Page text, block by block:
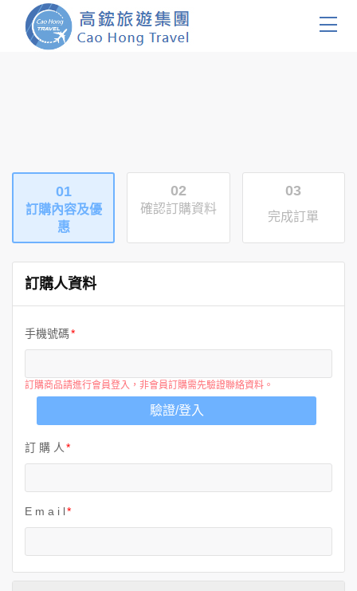
證件簽證
關於我們
客製服務
會員登入
01
訂購內容及優
惠
02
確認訂購資料
03
完成訂單
訂購人資料
手機號碼
訂購商品請進行會員登入，非會員訂購需先驗證聯絡資料。
驗證/登入
訂 購 人
E m a i l